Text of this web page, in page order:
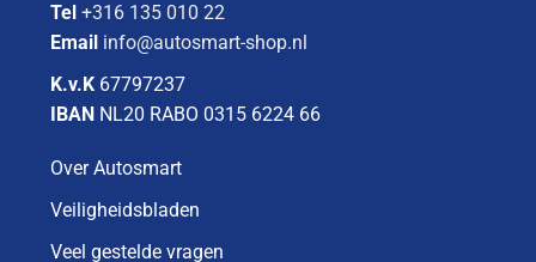
Tel +316 135 010 22
Email info@autosmart-shop.nl
K.v.K 67797237
IBAN NL20 RABO 0315 6224 66
Over Autosmart
Veiligheidsbladen
Veel gestelde vragen